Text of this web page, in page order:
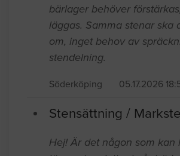
bärlager behöver
läggas. Samma stenar ska
om, inget behov av
stendelning.
Söderköping 05.17.2026
Stensättning /
Hej! Är det någon som kan